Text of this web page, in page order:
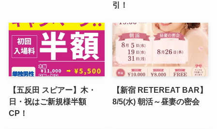
引！
【五反田 スピアー】木・
日・祝はご新規様半額
CP！
【新宿 RETEREAT BAR】
8/5(水) 朝活～昼妻の密会